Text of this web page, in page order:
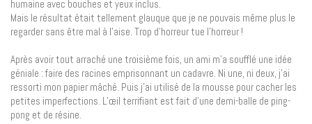
humaine avec bouches et yeux inclus.
Mais le résultat était tellement glauque que je ne pouvais même plus le
regarder sans être mal à l’aise. Trop d’horreur tue l’horreur !
Après avoir tout arraché une troisième fois, un ami m’a soufflé une idée
géniale : faire des racines emprisonnant un cadavre. Ni une, ni deux, j’ai
ressorti mon papier mâché. Puis j’ai utilisé de la mousse pour cacher les
petites imperfections. L’œil terrifiant est fait d’une demi-balle de ping-
pong et de résine.